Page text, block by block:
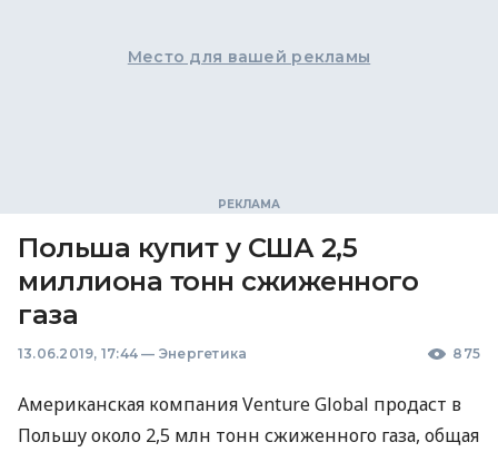
Место для вашей рекламы
Польша купит у США 2,5
миллиона тонн сжиженного
газа
13.06.2019, 17:44 — Энергетика 875
Американская компания Venture Global продаст в
Польшу около 2,5 млн тонн сжиженного газа, общая